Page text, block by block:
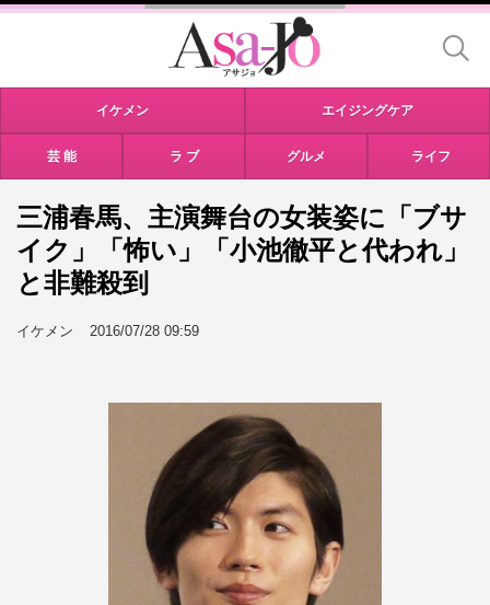
イケメン エイジングケア
芸 能 ラ ブ グルメ ライフ
三浦春馬、主演舞台の女装姿に「ブサ
イク」「怖い」「小池徹平と代われ」
と非難殺到
イケメン 2016/07/28 09:59